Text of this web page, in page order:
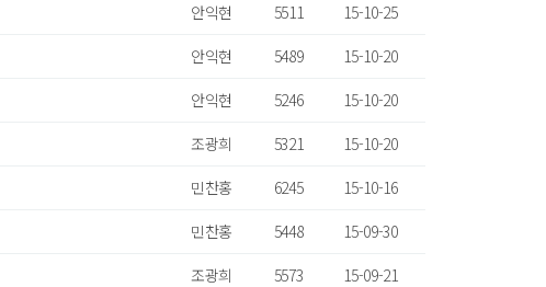
안익현 5511
15-10-25
안익현 5489
15-10-20
안익현 5246
15-10-20
조광희 5321
15-10-20
민찬홍 6245
15-10-16
민찬홍 5448
15-09-30
조광희 5573
15-09-21